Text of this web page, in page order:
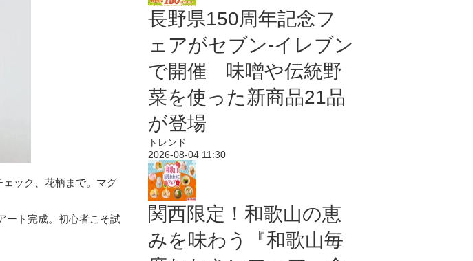
ック、花柄まで。マグ
ート完成。初心者こそ試
長野県150周年記念フ
ェアがセブン-イレブン
で開催 味噌や伝統野
菜を使った新商品21品
が登場
トレンド
2026-08-04 11:30
関西限定！和歌山の恵
みを味わう『和歌山毎